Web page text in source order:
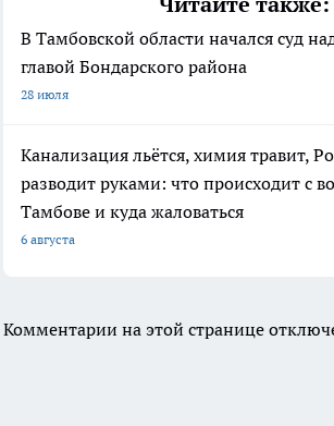
В Тамбовской области начался суд
главой Бондарского района
28 июля
Канализация льётся, химия травит,
разводит руками: что происходит с
Тамбове и куда жаловаться
6 августа
Комментарии на этой странице